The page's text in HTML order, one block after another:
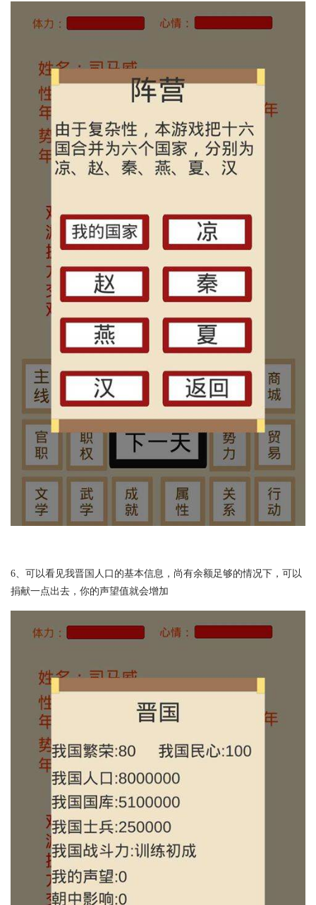
6、可以看见我晋国人口的基本信息，尚有余额足够的情况下，可以
捐献一点出去，你的声望值就会增加